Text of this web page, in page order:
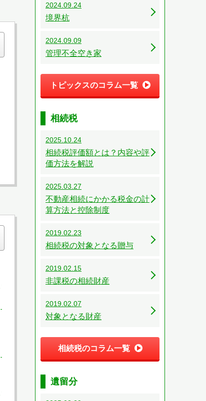
2024.09.24
境界杭
2024.09.09
管理不全空き家
トピックスのコラム一覧
相続税
2025.10.24
相続税評価額とは？内容や評
価方法を解説
2025.03.27
不動産相続にかかる税金の計
算方法と控除制度
2019.02.23
相続税の対象となる贈与
2019.02.15
非課税の相続財産
2019.02.07
対象となる財産
相続税のコラム一覧
遺留分